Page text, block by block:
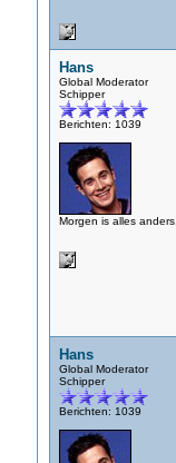
Hans
Global Moderator
Schipper
Berichten: 1039
Morgen is alles anders.
Hans
Global Moderator
Schipper
Berichten: 1039